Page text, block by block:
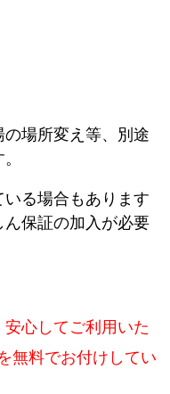
場所変え等、別途
る場合もあります
ん保証の加入が必要
心してご利用いた
無料でお付けしてい